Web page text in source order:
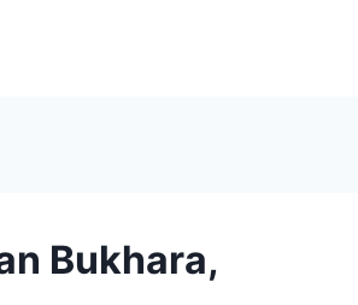
Bukhara,